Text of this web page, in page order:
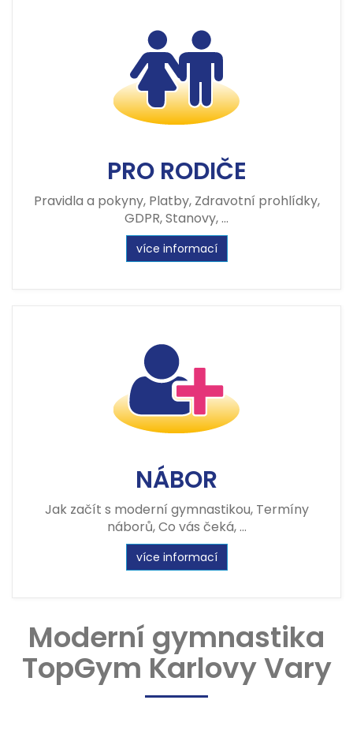
PRO RODIČE
Pravidla a pokyny, Platby, Zdravotní prohlídky,
GDPR, Stanovy, ...
více informací
NÁBOR
Jak začít s moderní gymnastikou, Termíny
náborů, Co vás čeká, ...
více informací
Moderní gymnastika
TopGym Karlovy Vary